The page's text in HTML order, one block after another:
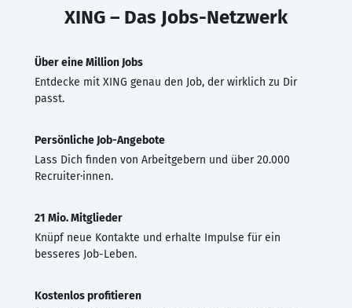
XING – Das Jobs-Netzwerk
Über eine Million Jobs
Entdecke mit XING genau den Job, der wirklich zu Dir
passt.
Persönliche Job-Angebote
Lass Dich finden von Arbeitgebern und über 20.000
Recruiter·innen.
21 Mio. Mitglieder
Knüpf neue Kontakte und erhalte Impulse für ein
besseres Job-Leben.
Kostenlos profitieren